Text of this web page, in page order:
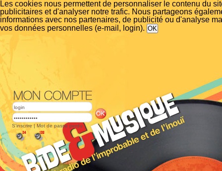
Les cookies nous permettent de personnaliser le contenu du
publicitaires et d'analyser notre trafic. Nous partageons
informations avec nos partenaires, de publicité ou d'analyse
vos données personnelles (e-mail, login).
S'inscrire | Mot de passe perdu